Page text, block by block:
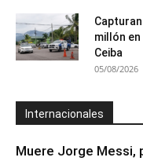
millón
Ceiba
05/08/2026
Internacionales
Muere Jorge Messi,